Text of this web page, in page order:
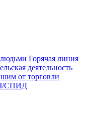
Горячая линия
деятельность
от торговли
СПИД